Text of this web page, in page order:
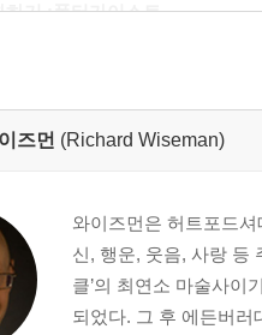
하기 :폴터가이스트
영혼이 쓴 소설
구스의 미스터리
당신이 잠든 사이 벌어지는
다고? / 유령 목사 / 왜 우리의
한 생각을 알고 있다 :독심술과
즈먼 (Richard Wiseman)
와이즈먼은 허트포드
신, 행운, 웃음, 사랑 등
클’의 최연소 마술사이
되었다. 그 후 에든버러